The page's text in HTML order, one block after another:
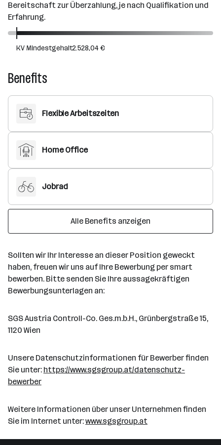
Bereitschaft zur Überzahlung, je nach Qualifikation und
Erfahrung.
KV Mindestgehalt2.528,04 €
Benefits
Flexible Arbeitszeiten
Home Office
Jobrad
Alle Benefits anzeigen
Sollten wir Ihr Interesse an dieser Position geweckt
haben, freuen wir uns auf Ihre Bewerbung per smart
bewerben. Bitte senden Sie Ihre aussagekräftigen
Bewerbungsunterlagen an:
SGS Austria Controll-Co. Ges.m.b.H., Grünbergstraße 15,
1120 Wien
Unsere Datenschutzinformationen für Bewerber finden
Sie unter: https://www.sgsgroup.at/datenschutz-
bewerber
Weitere Informationen über unser Unternehmen finden
Sie im Internet unter:www.sgsgroup.at